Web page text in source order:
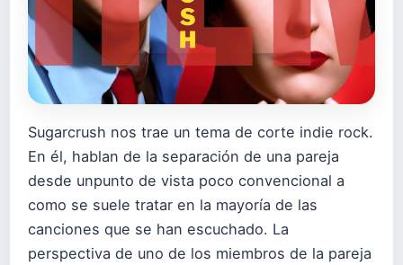
Sugarcrush nos trae un tema de corte indie rock.
En él, hablan de la separación de una pareja
desde unpunto de vista poco convencional a
como se suele tratar en la mayoría de las
canciones que se han escuchado. La
perspectiva de uno de los miembros de la pareja